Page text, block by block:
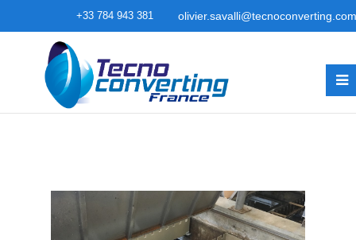
+33 784 943 381 olivier.savalli@tecnoconverting.com